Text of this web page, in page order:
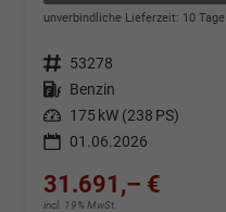
unverbindliche Lieferzeit: 10 Tage
Fahrzeugnr. 53278
Kraftstoff Benzin
Leistung 175 kW (238 PS)
01.06.2026
31.691,– €
incl. 19% MwSt.